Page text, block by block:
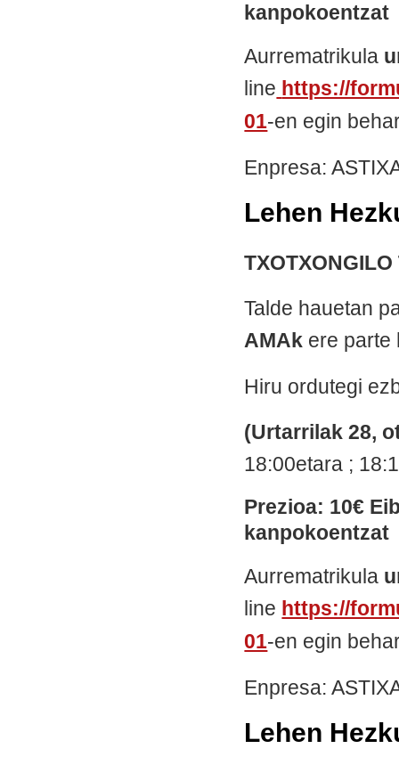
kanpokoentzat
Aurrematrikula
line https://
01-en egin
Enpresa:
Lehen
Talde hauetan
AMAk ere parte
Hiru ordutegi
(Urtarrilak 28,
18:00etara ;
Prezioa: 10€
kanpokoentzat
Aurrematrikula
line https://
01-en egin
Enpresa:
Lehen